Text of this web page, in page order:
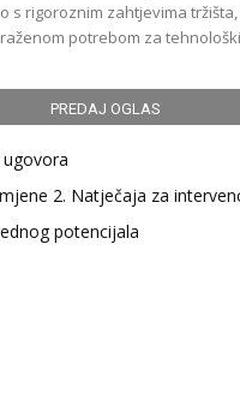
s rigoroznim zahtjevima
potrebom za
PREDAJ OGLAS
ugovora
2. Natječaja za
potencijala